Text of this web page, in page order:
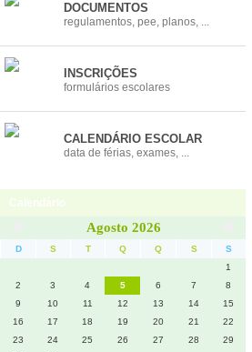
DOCUMENTOS
regulamentos, pee, planos, ...
INSCRIÇÕES
formulários escolares
CALENDÁRIO ESCOLAR
data de férias, exames, ...
Contactos
Calendário
Agosto 2026
D S T Q Q S
S
1
2
3 4 5 6 7
8
9
10 11 12 13 14
15
16
17 18 19 20 21
22
23
24 25 26 27 28
29